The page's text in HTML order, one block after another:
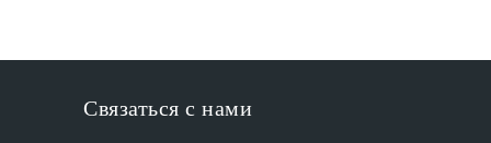
Связаться с нами